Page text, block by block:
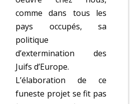
comme dans tous les
pays occupés, sa
politique
d’extermination des
Juifs d’Europe.
L’élaboration de ce
funeste projet se fit pas